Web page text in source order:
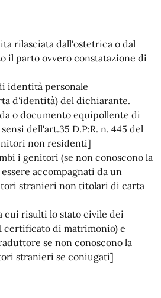
rilasciata dall'ostetrica o dal
il parto ovvero constatazione di
identità personale
d'identità) del dichiarante.
o documento equipollente di
dell'art.35 D.P:R. n. 445 del
non residenti]
i genitori (se non conoscono la
accompagnati da un
stranieri non titolari di carta
cui risulti lo stato civile dei
certificato di matrimonio) e
se non conoscono la
stranieri se coniugati]